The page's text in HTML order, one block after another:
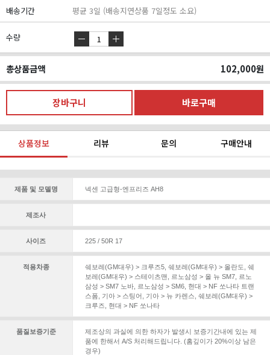
배송기간
평균 3일 (배송지연상품 7일정도 소요)
수량
총상품금액 102,000원
상품정보 리뷰 문의 구매안내
제품 및 모델명 넥센 고급형-엔프리즈 AH8
제조사
사이즈 225 / 50R 17
적용차종 쉐보레(GM대우) > 크루즈5, 쉐보레(GM대우) > 올란도
쉐
보레(GM대우) > 스테이츠맨
르노삼성 > 올 뉴 SM7,
르노
삼성 > SM7 노바, 르노삼성 > SM6, 현대 > NF 쏘나타 트랜
스폼
기아 > 스팅어 기아 > 뉴 카렌스 쉐보레(GM대우) >
크루즈
현대 > NF 쏘나타
품질보증기준
제조상의 과실에 의한 하자가 발생시 보증기간내에 있는 제
품에 한해서 A/S 처리해드립니다. (홈깊이가 20%이상 남은
경우)